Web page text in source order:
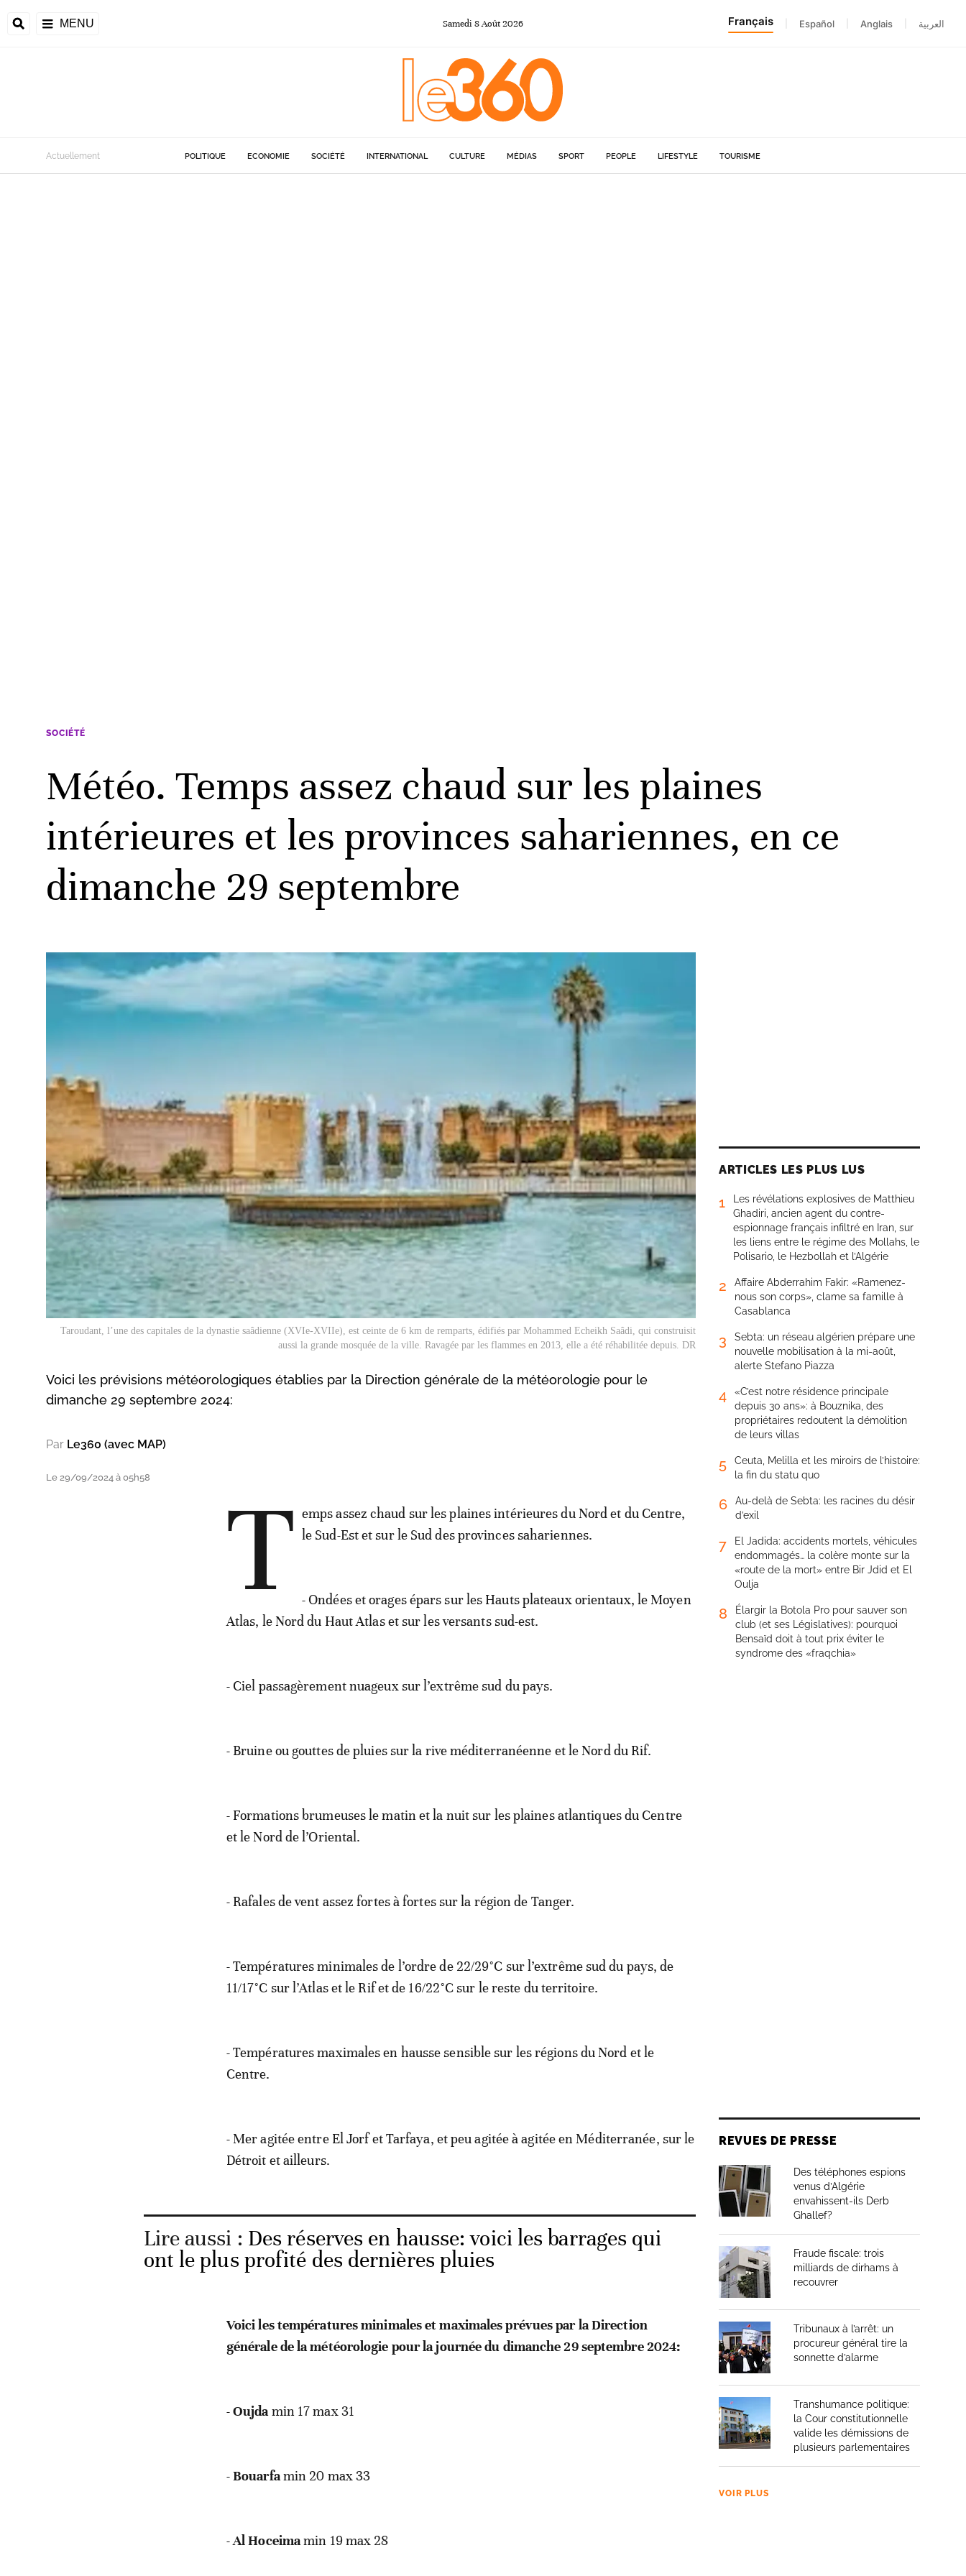
MENU Samedi 8Août2026 Français Español Anglais العربية
Actuellement POLITIQUE ECONOMIE SOCIÉTÉ INTERNATIONAL CULTURE MÉDIAS SPORT PEOPLE LIFESTYLE TOURISME
SOCIÉTÉ
Météo. Temps assez chaud sur les plaines
intérieures et les provinces sahariennes, en ce
dimanche 29 septembre
Taroudant, l’une des capitales de la dynastie saâdienne (XVIe-XVIIe), est ceinte de 6 km de remparts, édifiés par Mohammed Echeikh Saâdi, qui construisit
aussi la grande mosquée de la ville. Ravagée par les flammes en 2013, elle a été réhabilitée depuis. DR
Voici les prévisions météorologiques établies par la Direction générale de la météorologie pour le
dimanche 29 septembre 2024:
Par Le360 (avec MAP)
Le 29/09/2024 à 05h58 T emps assez chaud sur les plaines intérieures du Nord et du Centre,
le Sud-Est et sur le Sud des provinces sahariennes.
- Ondées et orages épars sur les Hauts plateaux orientaux, le Moyen
Atlas, le Nord du Haut Atlas et sur les versants sud-est.
- Ciel passagèrement nuageux sur l’extrême sud du pays.
- Bruine ou gouttes de pluies sur la rive méditerranéenne et le Nord du Rif.
- Formations brumeuses le matin et la nuit sur les plaines atlantiques du Centre
et le Nord de l’Oriental.
- Rafales de vent assez fortes à fortes sur la région de Tanger.
- Températures minimales de l’ordre de 22/29°C sur l’extrême sud du pays, de
11/17°C sur l’Atlas et le Rif et de 16/22°C sur le reste du territoire.
- Températures maximales en hausse sensible sur les régions du Nord et le
Centre.
- Mer agitée entre El Jorf et Tarfaya, et peu agitée à agitée en Méditerranée, sur le
Détroit et ailleurs.
Lire aussi : Des réserves en hausse: voici les barrages qui
ont le plus profité des dernières pluies
Voici les températures minimales et maximales prévues par la Direction
générale de la météorologie pour la journée du dimanche 29 septembre 2024:
-Oujda min 17 max 31
-Bouarfamin 20 max 33
-Al Hoceimamin 19 max 28
ARTICLES LES PLUS LUS
1
Les révélations explosives de Matthieu
Ghadiri, ancien agent du contre-
espionnage français infiltré en Iran, sur
les liens entre le régime des Mollahs, le
Polisario, le Hezbollah et l’Algérie
2
Affaire Abderrahim Fakir: «Ramenez-
nous son corps», clame sa famille à
Casablanca
3
Sebta: un réseau algérien prépare une
nouvelle mobilisation à la mi-août,
alerte Stefano Piazza
4
«C’est notre résidence principale
depuis 30 ans»: à Bouznika, des
propriétaires redoutent la démolition
de leurs villas
5
Ceuta, Melilla et les miroirs de l’histoire:
la fin du statu quo
6
Au-delà de Sebta: les racines du désir
d’exil
7
El Jadida: accidents mortels, véhicules
endommagés… la colère monte sur la
«route de la mort» entre Bir Jdid et El
Oulja
8
Élargir la Botola Pro pour sauver son
club (et ses Législatives): pourquoi
Bensaïd doit à tout prix éviter le
syndrome des «fraqchia»
REVUES DE PRESSE
Des téléphones espions
venus d’Algérie
envahissent-ils Derb
Ghallef?
Fraude fiscale: trois
milliards de dirhams à
recouvrer
Tribunaux à l’arrêt: un
procureur général tire la
sonnette d’alarme
Transhumance politique:
la Cour constitutionnelle
valide les démissions de
plusieurs parlementaires
VOIR PLUS